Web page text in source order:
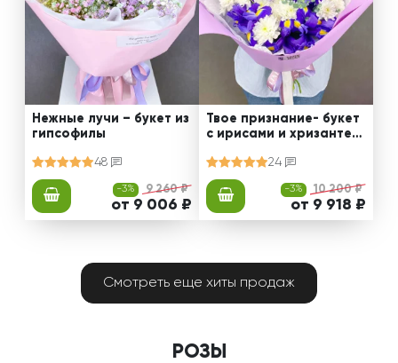
Нежные лучи – букет из
гипсофилы
48
-3% 9 260 ₽
от 9 006 ₽
Твое признание- букет
с ирисами и хризантем
24
-3% 10 200 ₽
от 9 918 ₽
Смотреть еще хиты продаж
РОЗЫ